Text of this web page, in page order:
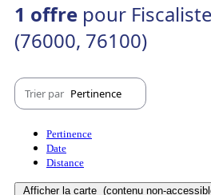
1 offre pour
(76000, 76100)
Trier par Pertinence
Pertinence
Date
Distance
Afficher la carte (contenu non-